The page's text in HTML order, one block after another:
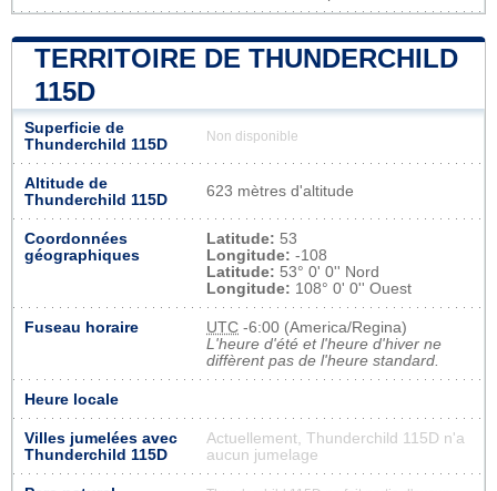
TERRITOIRE DE THUNDERCHILD
115D
Superficie de
Thunderchild 115D
Non disponible
Altitude de
Thunderchild 115D
623 mètres d'altitude
Coordonnées
géographiques
Latitude: 53
Longitude: -108
Latitude: 53° 0' 0'' Nord
Longitude: 108° 0' 0'' Ouest
Fuseau horaire UTC -6:00 (America/Regina)
L'heure d'été et l'heure d'hiver ne
diffèrent pas de l'heure standard.
Heure locale
Villes jumelées avec
Thunderchild 115D
Actuellement, Thunderchild 115D n'a
aucun jumelage